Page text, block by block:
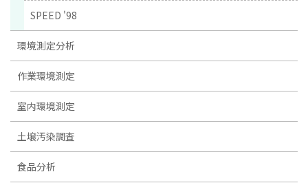
SPEED '98
環境測定分析
作業環境測定
室内環境測定
土壌汚染調査
食品分析